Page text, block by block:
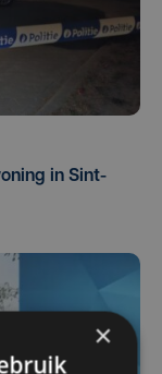
in Sint-
×